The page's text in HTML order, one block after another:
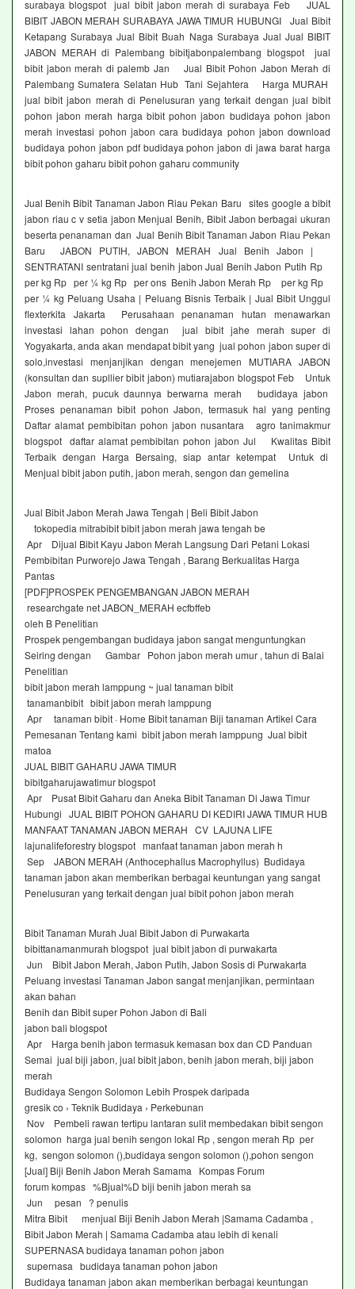
surabaya blogspot jual bibit jabon merah di surabaya Feb JUAL
BIBIT JABON MERAH SURABAYA JAWA TIMUR HUBUNGI Jual Bibit
Ketapang Surabaya Jual Bibit Buah Naga Surabaya Jual Jual BIBIT
JABON MERAH di Palembang bibitjabonpalembang blogspot jual
bibit jabon merah di palemb Jan Jual Bibit Pohon Jabon Merah di
Palembang Sumatera Selatan Hub Tani Sejahtera Harga MURAH
jual bibit jabon merah di Penelusuran yang terkait dengan jual bibit
pohon jabon merah harga bibit pohon jabon budidaya pohon jabon
merah investasi pohon jabon cara budidaya pohon jabon download
budidaya pohon jabon pdf budidaya pohon jabon di jawa barat harga
bibit pohon gaharu bibit pohon gaharu community
Jual Benih Bibit Tanaman Jabon Riau Pekan Baru sites google a bibit
jabon riau c v setia jabon Menjual Benih, Bibit Jabon berbagai ukuran
beserta penanaman dan Jual Benih Bibit Tanaman Jabon Riau Pekan
Baru JABON PUTIH, JABON MERAH Jual Benih Jabon |
SENTRATANI sentratani jual benih jabon Jual Benih Jabon Putih Rp
per kg Rp per ¼ kg Rp per ons Benih Jabon Merah Rp per kg Rp
per ¼ kg Peluang Usaha | Peluang Bisnis Terbaik | Jual Bibit Unggul
flexterkita Jakarta Perusahaan penanaman hutan menawarkan
investasi lahan pohon dengan jual bibit jahe merah super di
Yogyakarta, anda akan mendapat bibit yang jual pohon jabon super di
solo,investasi menjanjikan dengan menejemen MUTIARA JABON
(konsultan dan supllier bibit jabon) mutiarajabon blogspot Feb Untuk
Jabon merah, pucuk daunnya berwarna merah budidaya jabon
Proses penanaman bibit pohon Jabon, termasuk hal yang penting
Daftar alamat pembibitan pohon jabon nusantara agro tanimakmur
blogspot daftar alamat pembibitan pohon jabon Jul Kwalitas Bibit
Terbaik dengan Harga Bersaing, siap antar ketempat Untuk di
Menjual bibit jabon putih, jabon merah, sengon dan gemelina
Jual Bibit Jabon Merah Jawa Tengah | Beli Bibit Jabon
tokopedia mitrabibit bibit jabon merah jawa tengah be
Apr Dijual Bibit Kayu Jabon Merah Langsung Dari Petani Lokasi
Pembibitan Purworejo Jawa Tengah , Barang Berkualitas Harga
Pantas
[PDF]PROSPEK PENGEMBANGAN JABON MERAH
researchgate net JABON_MERAH ecfbffeb
oleh B Penelitian
Prospek pengembangan budidaya jabon sangat menguntungkan
Seiring dengan Gambar Pohon jabon merah umur , tahun di Balai
Penelitian
bibit jabon merah lamppung ~ jual tanaman bibit
tanamanbibit bibit jabon merah lamppung
Apr tanaman bibit · Home Bibit tanaman Biji tanaman Artikel Cara
Pemesanan Tentang kami bibit jabon merah lamppung Jual bibit
matoa
JUAL BIBIT GAHARU JAWA TIMUR
bibitgaharujawatimur blogspot
Apr Pusat Bibit Gaharu dan Aneka Bibit Tanaman Di Jawa Timur
Hubungi JUAL BIBIT POHON GAHARU DI KEDIRI JAWA TIMUR HUB
MANFAAT TANAMAN JABON MERAH CV LAJUNA LIFE
lajunalifeforestry blogspot manfaat tanaman jabon merah h
Sep JABON MERAH (Anthocephallus Macrophyllus) Budidaya
tanaman jabon akan memberikan berbagai keuntungan yang sangat
Penelusuran yang terkait dengan jual bibit pohon jabon merah
Bibit Tanaman Murah Jual Bibit Jabon di Purwakarta
bibittanamanmurah blogspot jual bibit jabon di purwakarta
Jun Bibit Jabon Merah, Jabon Putih, Jabon Sosis di Purwakarta
Peluang investasi Tanaman Jabon sangat menjanjikan, permintaan
akan bahan
Benih dan Bibit super Pohon Jabon di Bali
jabon bali blogspot
Apr Harga benih jabon termasuk kemasan box dan CD Panduan
Semai jual biji jabon, jual bibit jabon, benih jabon merah, biji jabon
merah
Budidaya Sengon Solomon Lebih Prospek daripada
gresik co › Teknik Budidaya › Perkebunan
Nov Pembeli rawan tertipu lantaran sulit membedakan bibit sengon
solomon harga jual benih sengon lokal Rp , sengon merah Rp per
kg, sengon solomon (),budidaya sengon solomon (),pohon sengon
[Jual] Biji Benih Jabon Merah Samama Kompas Forum
forum kompas %Bjual%D biji benih jabon merah sa
Jun pesan ? penulis
Mitra Bibit menjual Biji Benih Jabon Merah |Samama Cadamba ,
Bibit Jabon Merah | Samama Cadamba atau lebih di kenali
SUPERNASA budidaya tanaman pohon jabon
supernasa budidaya tanaman pohon jabon
Budidaya tanaman jabon akan memberikan berbagai keuntungan